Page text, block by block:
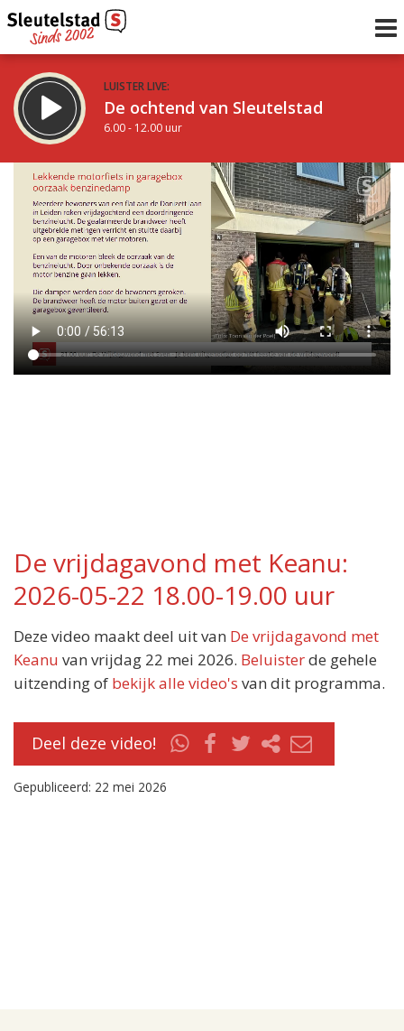
LUISTER LIVE:
De ochtend van Sleutelstad
6.00 - 12.00 uur
STRAKS:
De middag van Sleutelstad
12.00 - 19.00 uur
Vorig uur
uur 1 van 0 Volgend uur
Inklappen
De vrijdagavond met Keanu:
2026-05-22 18.00-19.00 uur
Deze video maakt deel uit van De vrijdagavond met
Keanu van vrijdag 22 mei 2026. Beluisterde gehele
uitzending of bekijk alle video's van dit programma.
Deel deze video!
Gepubliceerd: 22 mei 2026